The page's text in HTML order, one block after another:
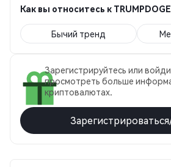
Как вы относитесь к
Бычий тренд
Зарегистрируйтесь или
просмотреть больше
криптовалютах.